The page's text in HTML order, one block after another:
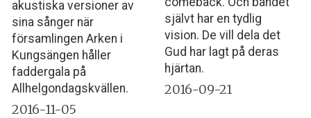
akustiska versioner av
sina sånger när
församlingen Arken i
Kungsängen håller
faddergala på
Allhelgondagskvällen.
2016-11-05
självt har en tydlig
vision. De vill dela det
Gud har lagt på deras
hjärtan.
2016-09-21